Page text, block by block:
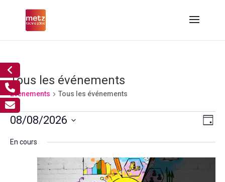
Tous les événements
Évènements Tous les événements
Évènements
8
août,
2026
de
Jour
08/08/2026
Sélectionnez
En cours